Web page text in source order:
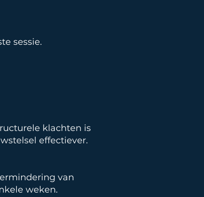
sessie.
klachten is
effectiever.
van
weken.